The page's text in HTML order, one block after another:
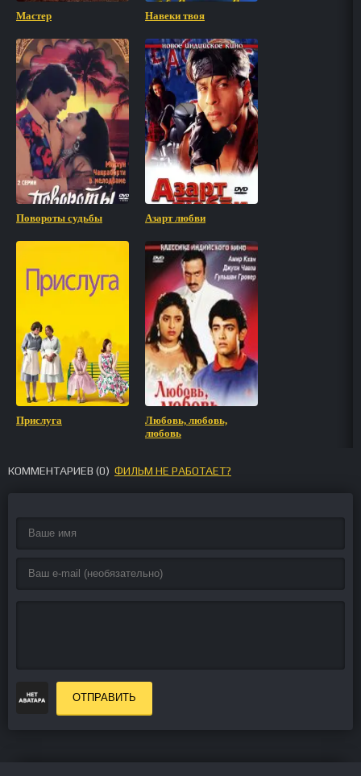
Мастер Навеки твоя
Повороты судьбы Азарт любви
Прислуга
Любовь, любовь,
любовь
КОММЕНТАРИЕВ (0) ФИЛЬМ НЕ РАБОТАЕТ?
ОТПРАВИТЬ